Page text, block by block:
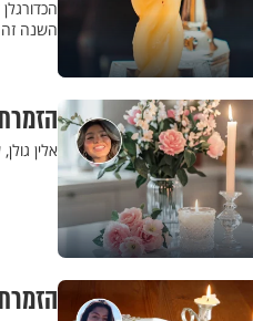
השנה זה
אלין